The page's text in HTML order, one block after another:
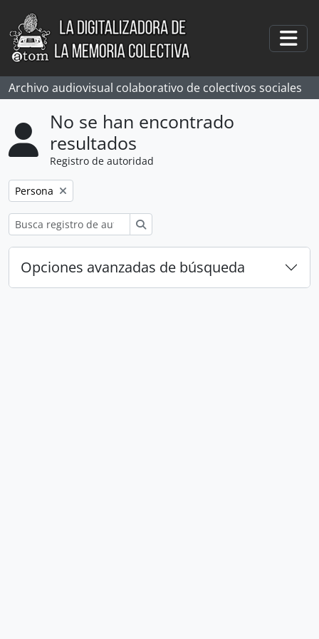
Skip to main content
Archivo audiovisual colaborativo de colectivos sociales
No se han encontrado
resultados
Registro de autoridad
Remove filter:
Persona
Opciones avanzadas de búsqueda